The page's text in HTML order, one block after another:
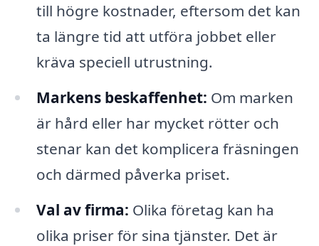
till högre kostnader, eftersom det kan
ta längre tid att utföra jobbet eller
kräva speciell utrustning.
Markens beskaffenhet: Om marken
är hård eller har mycket rötter och
stenar kan det komplicera fräsningen
och därmed påverka priset.
Val av firma: Olika företag kan ha
olika priser för sina tjänster. Det är